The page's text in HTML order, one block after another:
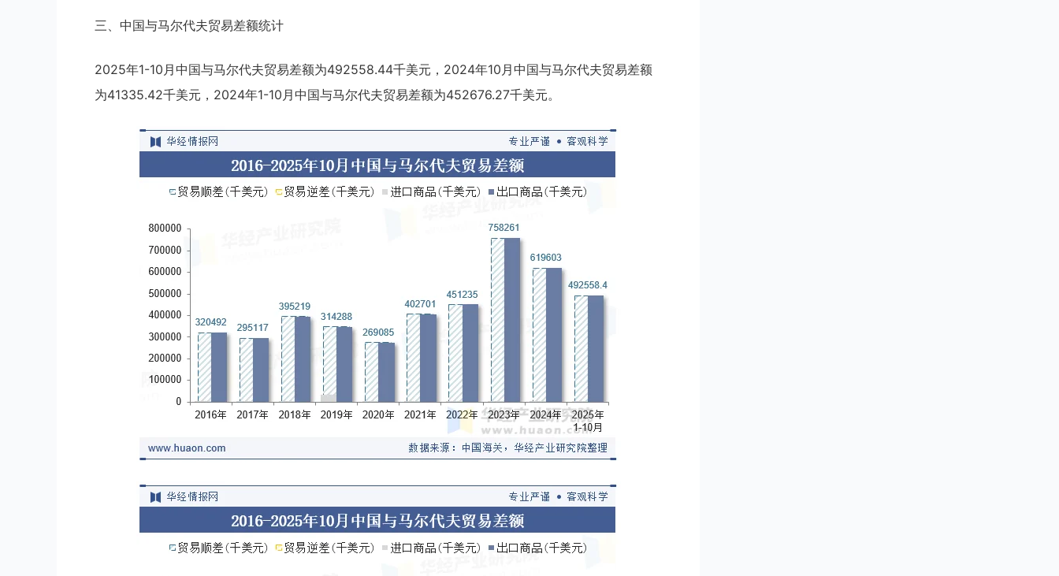
三、中国与马尔代夫贸易差额统计
2025年1-10月中国与马尔代夫贸易差额为492558.44千美元，2024年10月中国与马尔代夫贸易差额
为41335.42千美元，2024年1-10月中国与马尔代夫贸易差额为452676.27千美元。